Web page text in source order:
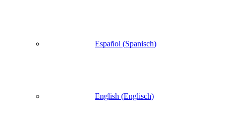
Español (Spanisch)
English (Englisch)